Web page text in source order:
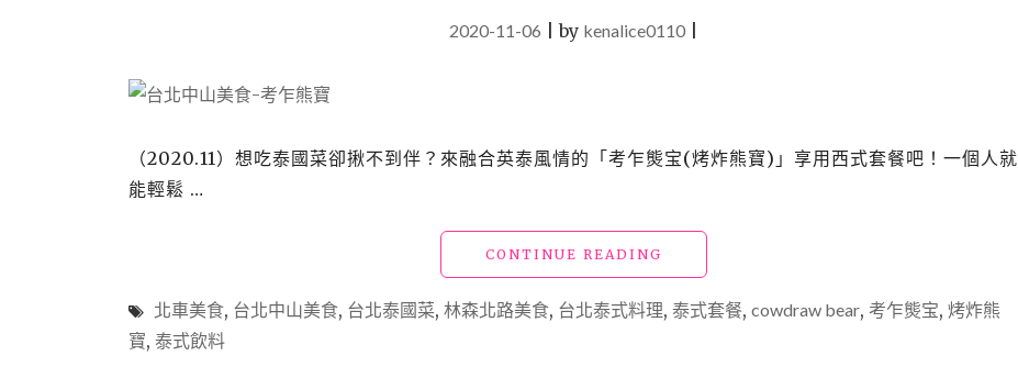
2020-11-06 |by kenalice0110|
（2020.11）想吃泰國菜卻揪不到伴？來融合英泰風情的「考乍熋宝(烤炸熊寶)」享用西式套餐吧！一個人就
能輕鬆 …
CONTINUE READING
北
中
山
北車美食, 台北中山美食, 台北泰國菜, 林森北路美食, 台北泰式料理, 泰式套餐, cowdraw bear, 考乍熋宝, 烤炸熊
寶, 泰式飲料